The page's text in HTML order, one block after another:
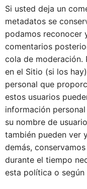
Si usted deja un
metadatos se
podamos reconocer
comentarios
cola de moderación.
en el Sitio (si los
personal que
estos usuarios
información
su nombre de
también pueden ver
demás,
durante el tiempo
esta política o según